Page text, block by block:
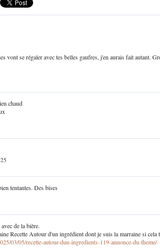
vont se régaler avec tes belles gaufres, j'en aurais fait autant.
chaud
tentantes. Des bises
de la bière.
Recette Autour d'un ingrédient dont je suis la marraine si cela
03/05/recette-autour-dun-ingredients-119-annonce-du-theme/